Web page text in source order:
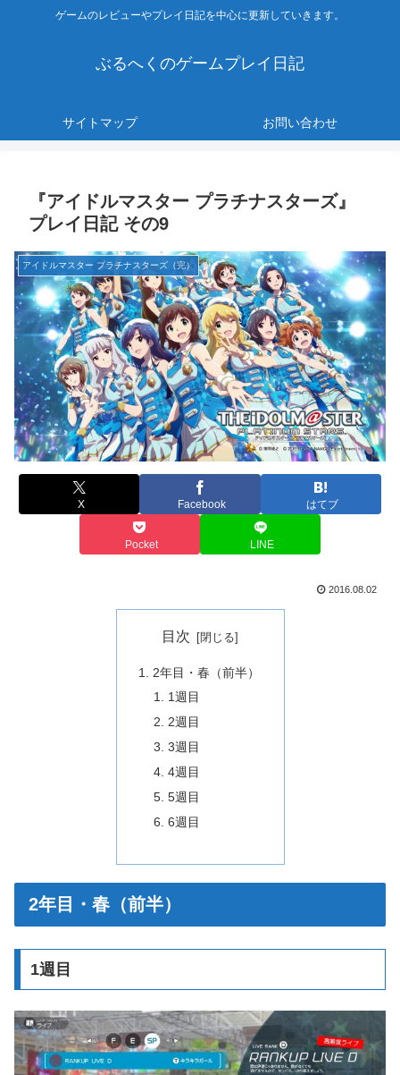
ゲームのレビューやプレイ日記を中心に更新していきます。
ぶるへくのゲームプレイ日記
サイトマップ お問い合わせ
『アイドルマスター プラチナスターズ』
プレイ日記 その9
アイドルマスター プラチナスターズ（完）
X Facebook はてブ
Pocket LINE
2016.08.02
目次
2年目・春（前半）
1週目
2週目
3週目
4週目
5週目
6週目
2年目・春（前半）
1週目